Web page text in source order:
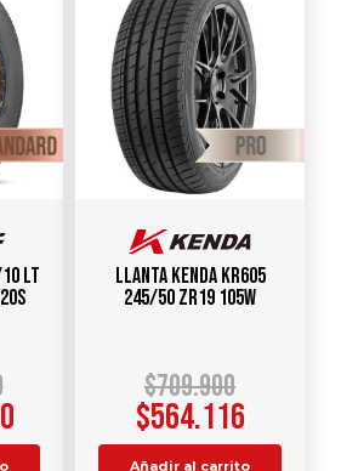
LT
Llanta KENDA KR605
245/50 ZR19 105W
$709.900
$564.116
Añadir al carrito